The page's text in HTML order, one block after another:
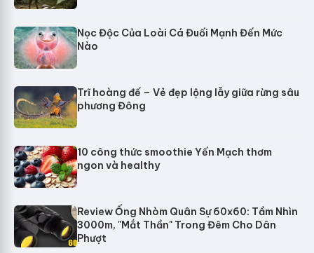
Nọc Độc Của Loài Cá Đuối Mạnh Đến Mức
Nào
Trĩ hoàng đế – Vẻ đẹp lộng lẫy giữa rừng sâu
phương Đông
10 công thức smoothie Yến Mạch thơm
ngon và healthy
Review Ống Nhòm Quân Sự 60x60: Tầm Nhìn
3000m, "Mắt Thần" Trong Đêm Cho Dân
Phượt